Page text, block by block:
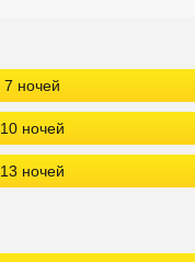
7 ночей
10 ночей
13 ночей